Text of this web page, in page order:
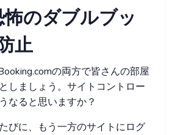
のダブルブッ
止
の両方で皆さんの部屋
しましょう。サイトコントロー
なると思いますか？
びに、もう一方のサイトにログ